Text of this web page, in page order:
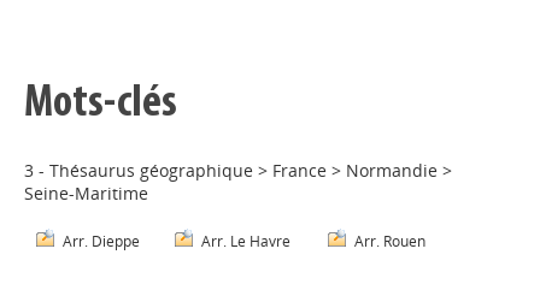
Mots-clés
3 - Thésaurus géographique > France > Normandie >
Seine-Maritime
Arr. Dieppe Arr. Le Havre Arr. Rouen